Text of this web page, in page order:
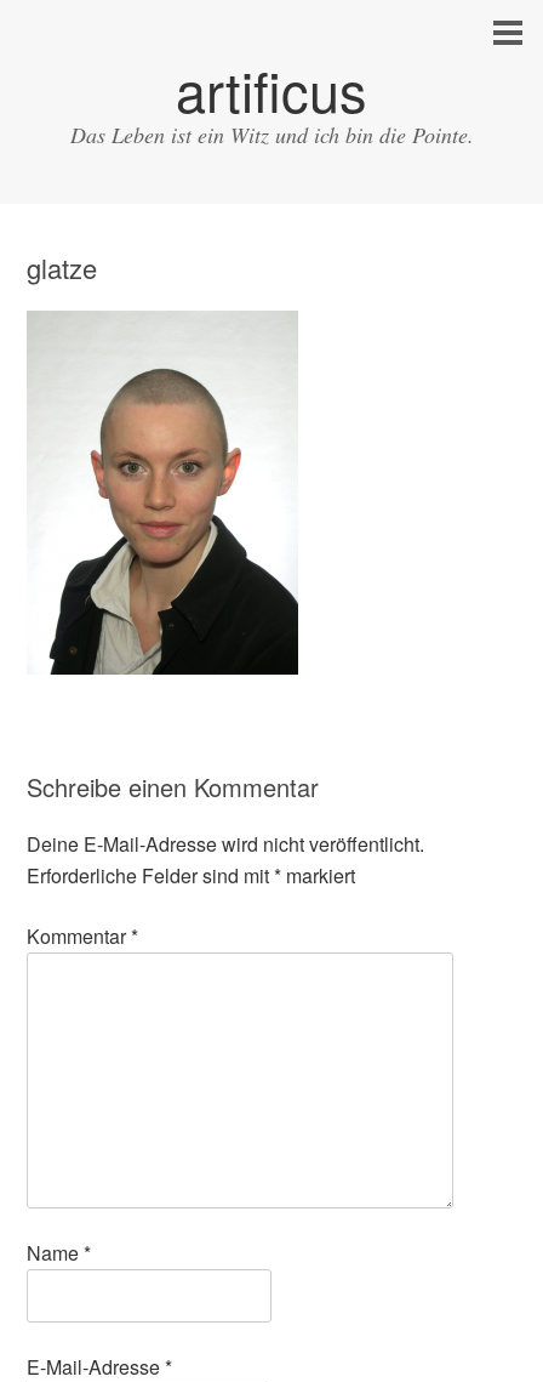
artificus
Das Leben ist ein Witz und ich bin die Pointe.
glatze
Schreibe einen Kommentar
Deine E-Mail-Adresse wird nicht veröffentlicht.
Erforderliche Felder sind mit* markiert
Kommentar*
Name*
E-Mail-Adresse*